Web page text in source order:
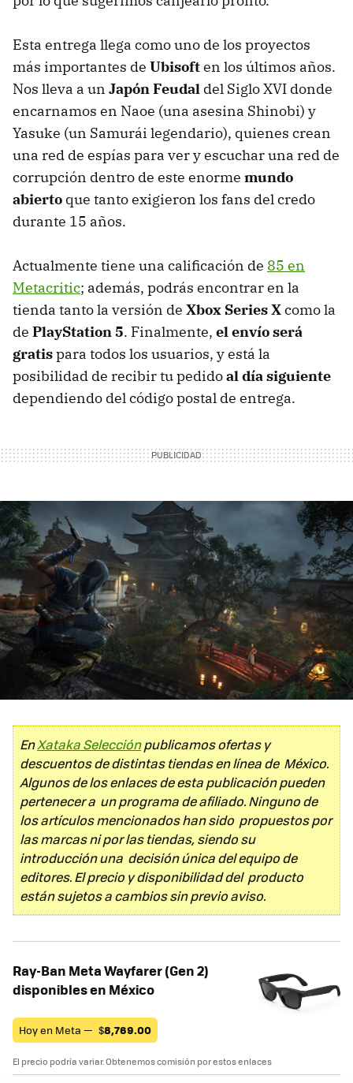
Esta entrega llega como uno de los proyectos
más importantes de Ubisoften los últimos años.
Nos lleva a un Japón Feudal del Siglo XVI donde
encarnamos en Naoe (una asesina Shinobi) y
Yasuke (un Samurái legendario), quienes crean
una red de espías para ver y escuchar una red de
corrupción dentro de este enorme mundo
abierto que tanto exigieron los fans del credo
durante 15 años.
Actualmente tiene una calificación de 85 en
Metacritic; además, podrás encontrar en la
tienda tanto la versión de Xbox Series Xcomo la
de PlayStation 5. Finalmente, el envío será
gratispara todos los usuarios, y está la
posibilidad de recibir tu pedidoal día siguiente
dependiendo del código postal de entrega.
EnXataka Selecciónpublicamos ofertas y
descuentos de distintas tiendas en línea de México.
Algunos de los enlaces de esta publicación pueden
pertenecer a un programa de afiliado. Ninguno de
los artículos mencionados han sido propuestos por
las marcas ni por las tiendas, siendo su
introducción una decisión única del equipo de
editores. El precio y disponibilidad del producto
están sujetos a cambios sin previo aviso.
Ray-Ban Meta Wayfarer (Gen 2)
disponibles en México
Hoy en Meta — $8,769.00
El precio podría variar. Obtenemos comisión por estos enlaces